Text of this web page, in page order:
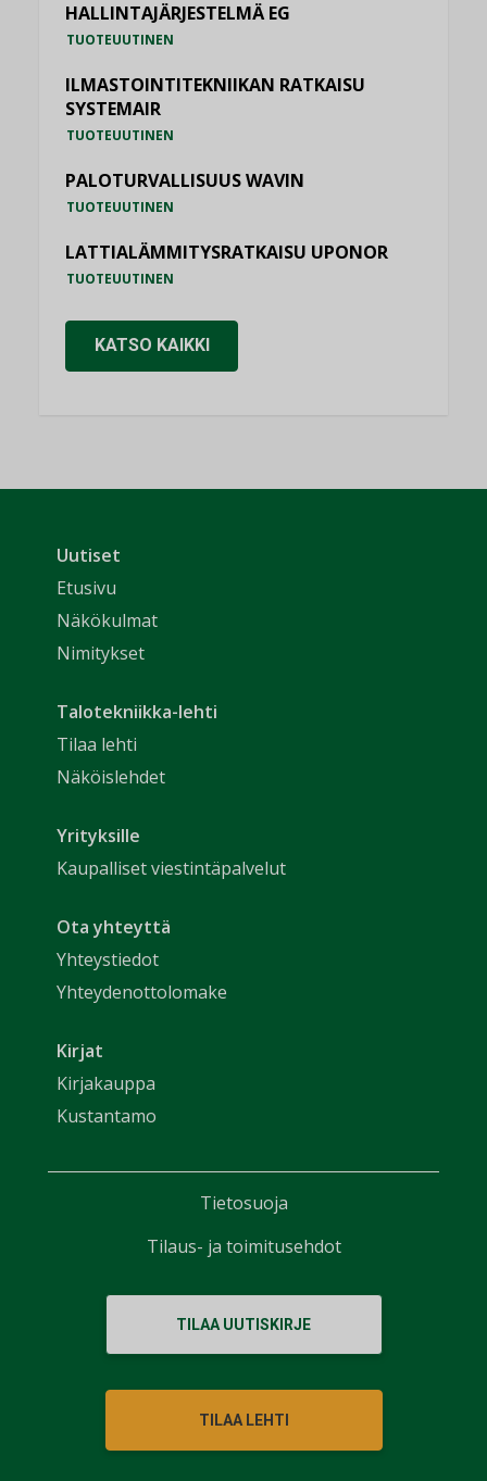
HALLINTAJÄRJESTELMÄ EG
TUOTEUUTINEN
ILMASTOINTITEKNIIKAN RATKAISU
SYSTEMAIR
TUOTEUUTINEN
PALOTURVALLISUUS WAVIN
TUOTEUUTINEN
LATTIALÄMMITYSRATKAISU UPONOR
TUOTEUUTINEN
KATSO KAIKKI
Uutiset
Etusivu
Näkökulmat
Nimitykset
Talotekniikka-lehti
Tilaa lehti
Näköislehdet
Yrityksille
Kaupalliset viestintäpalvelut
Ota yhteyttä
Yhteystiedot
Yhteydenottolomake
Kirjat
Kirjakauppa
Kustantamo
TILAA UUTISKIRJE
TILAA LEHTI
Tietosuoja
Tilaus- ja toimitusehdot